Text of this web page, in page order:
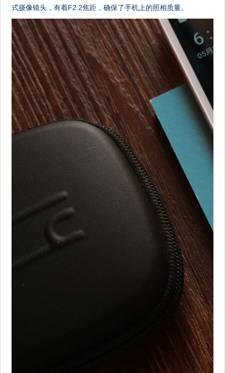
式摄像镜头，有着F2.2焦距，确保了手机上的照相质量。